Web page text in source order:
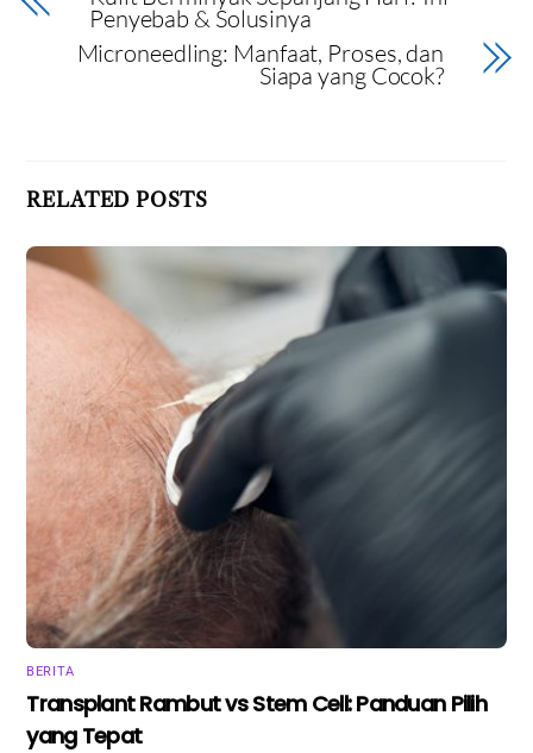
Penyebab & Solusinya
Microneedling: Manfaat, Proses, dan
Siapa yang Cocok?
RELATED POSTS
BERITA
Transplant Rambut vs Stem Cell: Panduan Pilih
yang Tepat